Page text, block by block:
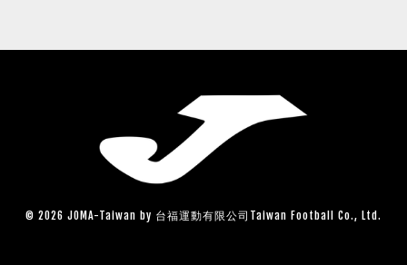
© 2026 JOMA-Taiwan by 台福運動有限公司Taiwan Football Co., Ltd.